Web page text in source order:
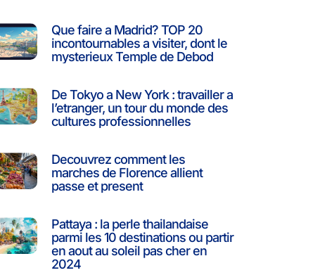
Que faire a Madrid? TOP 20
incontournables a visiter, dont le
mysterieux Temple de Debod
De Tokyo a New York : travailler a
l’etranger, un tour du monde des
cultures professionnelles
Decouvrez comment les
marches de Florence allient
passe et present
Pattaya : la perle thailandaise
parmi les 10 destinations ou partir
en aout au soleil pas cher en
2024